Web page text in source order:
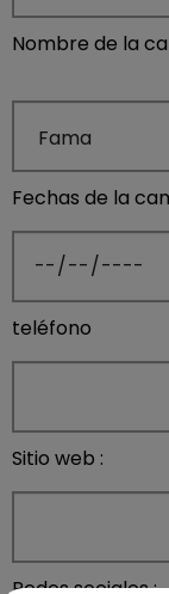
Nombre de la
Fechas de la
teléfono
Sitio web :